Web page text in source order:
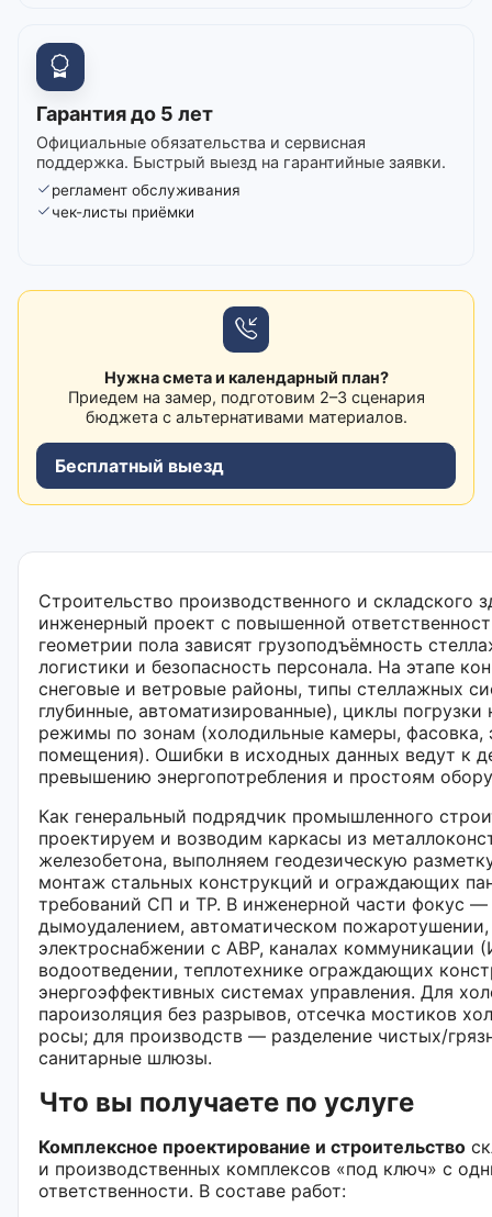
Гарантия до 5 лет
Официальные обязательства и сервисная
поддержка. Быстрый выезд на гарантийные заявки.
регламент обслуживания
чек-листы приёмки
Нужна смета и календарный план?
Приедем на замер, подготовим 2–3 сценария
бюджета с альтернативами материалов.
Бесплатный выезд
Строительство производственного и складского
инженерный проект с повышенной
геометрии пола зависят грузоподъёмность
логистики и безопасность персонала. На этапе
снеговые и ветровые районы, типы стеллажных
глубинные, автоматизированные), циклы
режимы по зонам (холодильные камеры, фасовка,
помещения). Ошибки в исходных данных ведут к
превышению энергопотребления и простоям
Как генеральный подрядчик промышленного
проектируем и возводим каркасы из
железобетона, выполняем геодезическую
монтаж стальных конструкций и ограждающих
требований СП и ТР. В инженерной части фокус —
дымоудалением, автоматическом
электроснабжении с АВР, каналах
водоотведении, теплотехнике ограждающих
энергоэффективных системах управления. Для
пароизоляция без разрывов, отсечка мостиков
росы; для производств — разделение чистых/
санитарные шлюзы.
Что вы получаете по услуге
Комплексное проектирование и строительство
и производственных комплексов «под ключ» с
ответственности. В составе работ: